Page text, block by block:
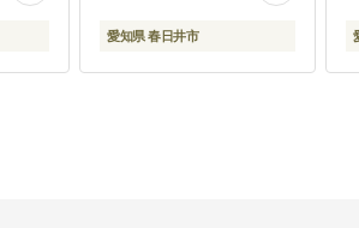
愛知県 春日井市